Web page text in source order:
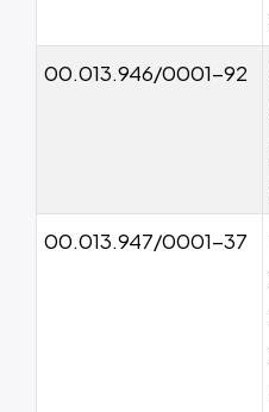
00.013.946/0001-92
00.013.947/0001-37